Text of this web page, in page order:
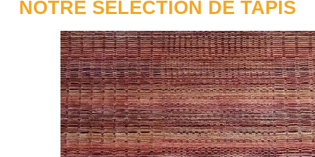
NOTRE SELECTION DE TAPIS